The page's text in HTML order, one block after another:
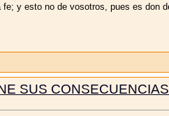
y esto no de vosotros, pues es don
SUS CONSECUENCIAS